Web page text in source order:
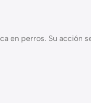
en perros. Su acción